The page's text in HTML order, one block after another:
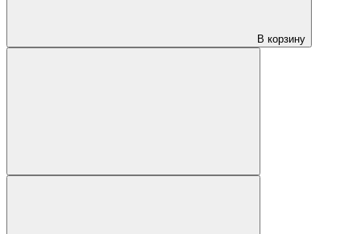
В корзину